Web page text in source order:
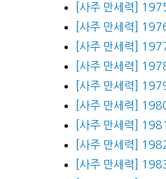
[사주 만세력]
[사주 만세력]
[사주 만세력]
[사주 만세력]
[사주 만세력]
[사주 만세력]
[사주 만세력]
[사주 만세력]
[사주 만세력]